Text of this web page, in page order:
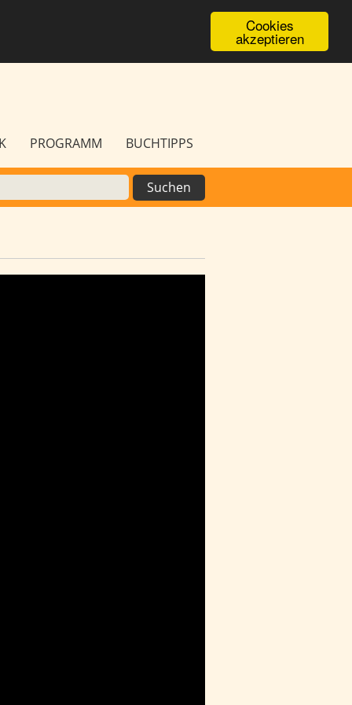
Cookies
akzeptieren
PROGRAMM BUCHTIPPS